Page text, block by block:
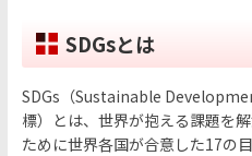
SDGsとは
SDGs（Sustainable
標）とは、世界が抱える課題を
ために世界各国が合意した17の